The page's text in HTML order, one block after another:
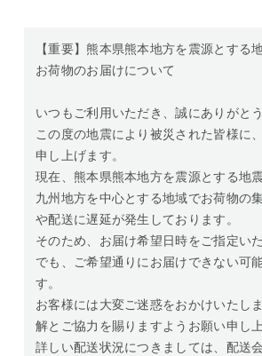
【重要】熊本県熊本地方を震源とする
お荷物のお届けについて
いつもご利用いただき、誠にありがと
この度の地震により被災された皆様に
申し上げます。
現在、熊本県熊本地方を震源とする地
九州地方を中心とする地域でお荷物の
や配送に遅延が発生しております。
そのため、お届け希望日時をご指定い
でも、ご希望通りにお届けできない可
す。
お客様には大変ご迷惑をおかけいたし
解とご協力を賜りますようお願い申し上
詳しい配送状況につきましては、配送